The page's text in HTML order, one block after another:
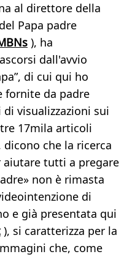
al direttore della
Papa padre
), ha
dall'avvio
di cui qui ho
fornite da padre
visualizzazioni sui
17mila articoli
che la ricerca
tutti a pregare
non è rimasta
di
e già presentata qui
), si caratterizza per la
che, come